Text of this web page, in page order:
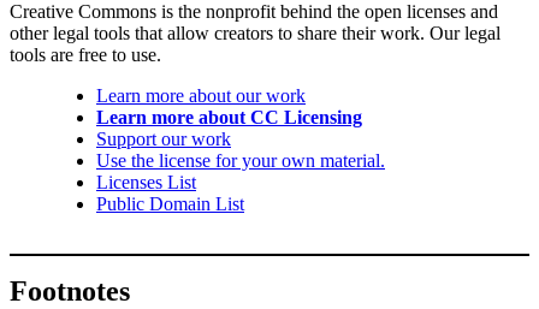
Creative Commons is the nonprofit behind the open licenses and
other legal tools that allow creators to share their work. Our legal
tools are free to use.
Learn more about our work
Learn more about CC Licensing
Support our work
Use the license for your own material.
Licenses List
Public Domain List
Footnotes